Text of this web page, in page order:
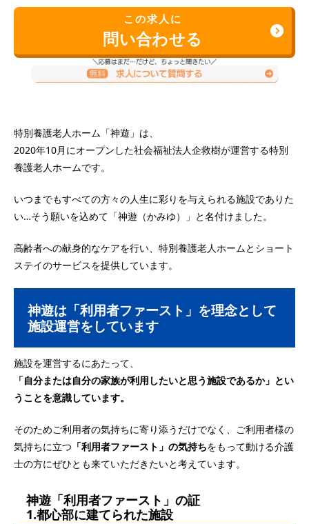
この求人に
問い合わせる
特別養護老人ホーム「神遊」は、
2020年10月にオープンした社会福祉法人企救樹が運営する特別
養護老人ホームです。
いつまでもすべての方々の人生に彩りを与えられる施設でありた
い…そう願いを込めて「神遊（かみゆ）」と名付けました。
高齢者への献身的なケアを行い、特別養護老人ホームとショート
ステイのサービスを提供しています。
神遊は「利用者ファースト」を理念として
施設運営をしています
施設を運営するにあたって、
「自分または自分の家族が利用したいと思う施設であるか」とい
うことを意識しています。
そのためご利用者の気持ちに寄り添うだけでなく、ご利用者様の
気持ちに立つ 「利用者ファースト」の気持ちをもって動ける介護
士の方にぜひとも来ていただきたいと考えています。
神遊「利用者ファースト」の証
1.都心部に建てられた施設